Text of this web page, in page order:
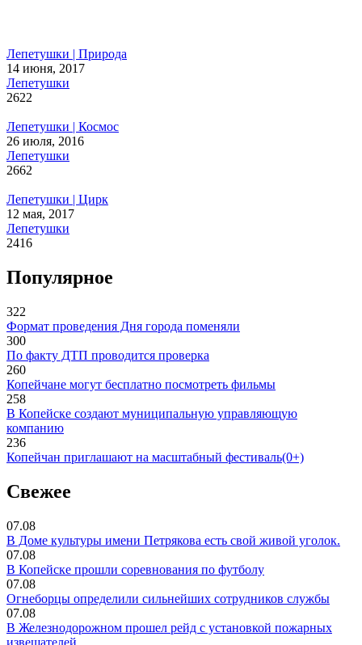
Лепетушки | Природа
14 июня, 2017
Лепетушки
2622
Лепетушки | Космос
26 июля, 2016
Лепетушки
2662
Лепетушки | Цирк
12 мая, 2017
Лепетушки
2416
Популярное
322
Формат проведения Дня города поменяли
300
По факту ДТП проводится проверка
260
Копейчане могут бесплатно посмотреть фильмы
258
В Копейске создают муниципальную управляющую
компанию
236
Копейчан приглашают на масштабный фестиваль(0+)
Свежее
07.08
В Доме культуры имени Петрякова есть свой живой уголок.
07.08
В Копейске прошли соревнования по футболу
07.08
Огнеборцы определили сильнейших сотрудников службы
07.08
В Железнодорожном прошел рейд с установкой пожарных
извещателей